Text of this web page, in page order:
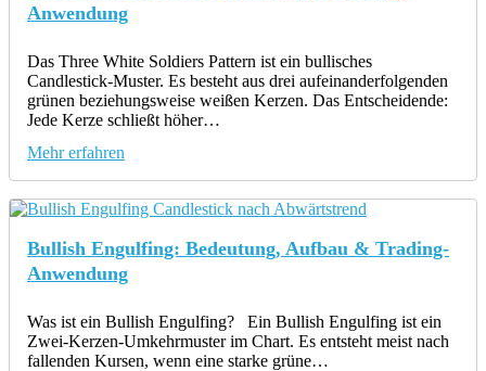
Anwendung
Das Three White Soldiers Pattern ist ein bullisches
Candlestick-Muster. Es besteht aus drei aufeinanderfolgenden
grünen beziehungsweise weißen Kerzen. Das Entscheidende:
Jede Kerze schließt höher…
Mehr erfahren
Bullish Engulfing: Bedeutung, Aufbau & Trading-
Anwendung
Was ist ein Bullish Engulfing? Ein Bullish Engulfing ist ein
Zwei-Kerzen-Umkehrmuster im Chart. Es entsteht meist nach
fallenden Kursen, wenn eine starke grüne…